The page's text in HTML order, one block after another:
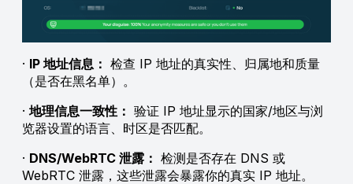
· IP 地址信息： 检查 IP 地址的真实性、归属地和质量
（是否在黑名单）。
· 地理信息一致性： 验证 IP 地址显示的国家/地区与浏
览器设置的语言、时区是否匹配。
· DNS/WebRTC 泄露： 检测是否存在 DNS 或
WebRTC 泄露，这些泄露会暴露你的真实 IP 地址。